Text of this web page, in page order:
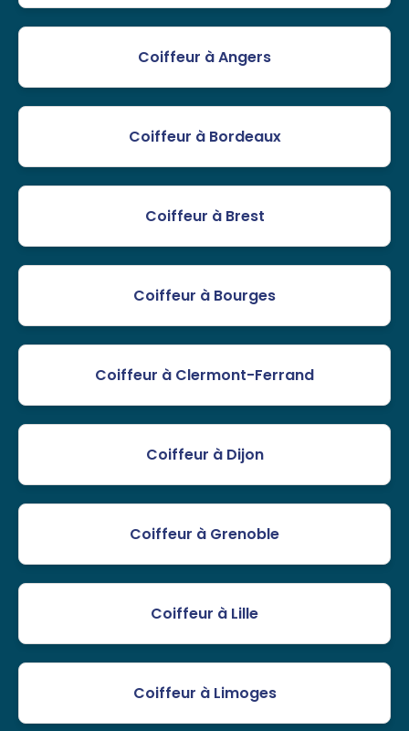
Coiffeur à Angers
Coiffeur à Bordeaux
Coiffeur à Brest
Coiffeur à Bourges
Coiffeur à Clermont-Ferrand
Coiffeur à Dijon
Coiffeur à Grenoble
Coiffeur à Lille
Coiffeur à Limoges